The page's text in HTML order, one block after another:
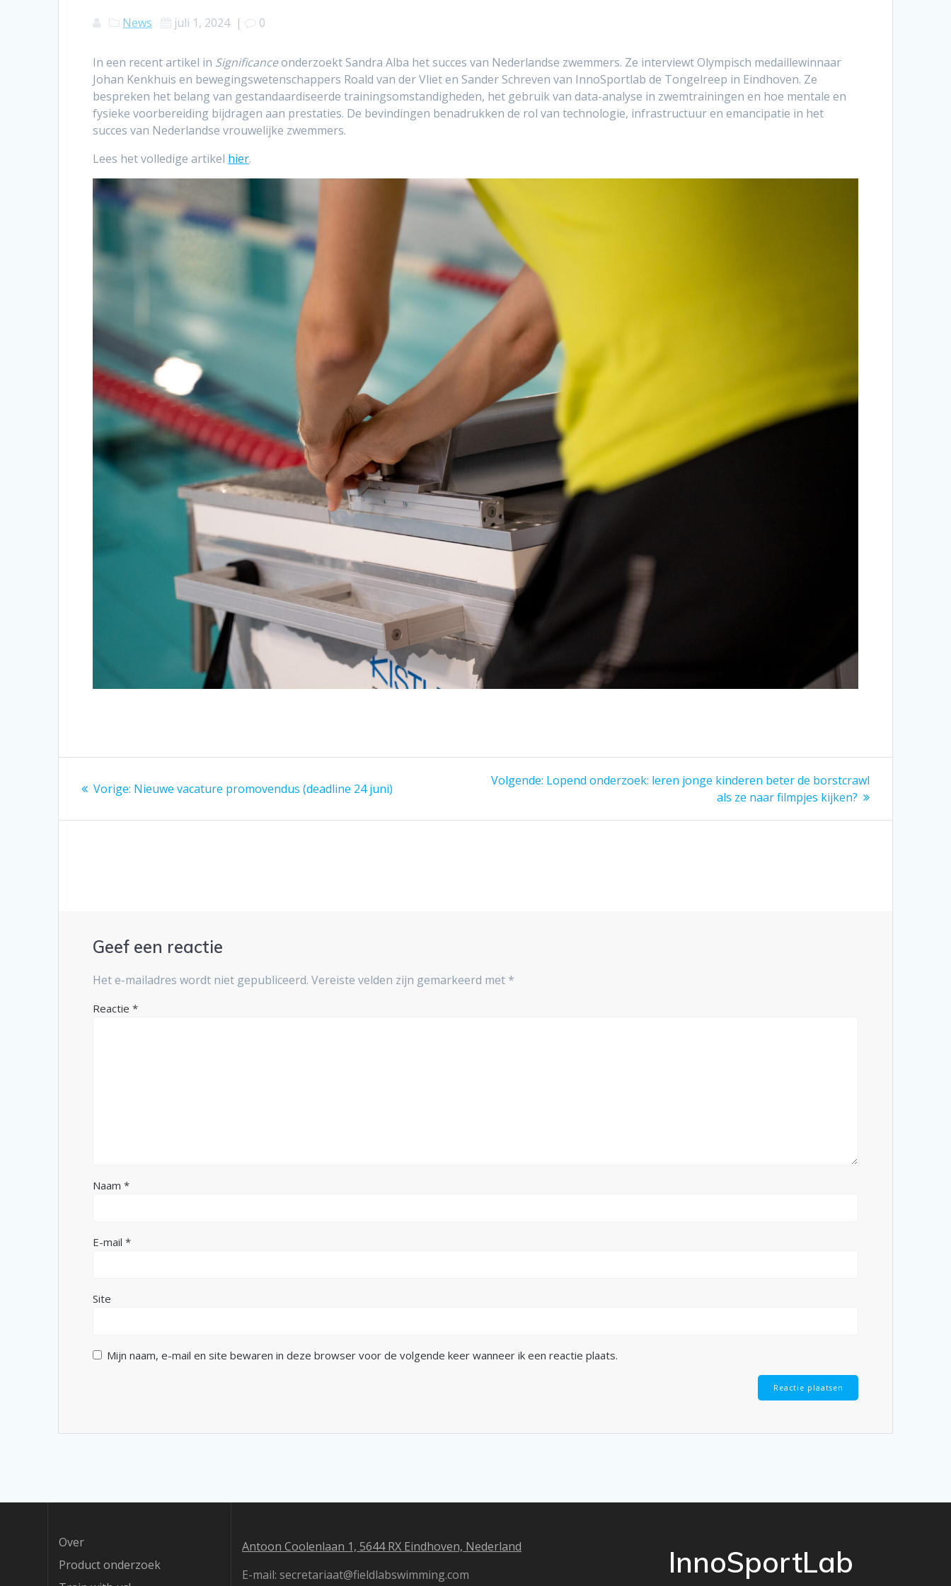
News juli 1, 2024| 0
In een recent artikel in Significanceonderzoekt Sandra Alba het succes van Nederlandse zwemmers. Ze interviewt Olympisch medaillewinnaar
Johan Kenkhuis en bewegingswetenschappers Roald van der Vliet en Sander Schreven van InnoSportlab de Tongelreep in Eindhoven. Ze
bespreken het belang van gestandaardiseerde trainingsomstandigheden, het gebruik van data-analyse in zwemtrainingen en hoe mentale en
fysieke voorbereiding bijdragen aan prestaties. De bevindingen benadrukken de rol van technologie, infrastructuur en emancipatie in het
succes van Nederlandse vrouwelijke zwemmers.
Lees het volledige artikel hier.
Vorige: Vorig
Nieuwe vacature promovendus (deadline 24 juni)
Volgende: Volgend
Lopend onderzoek: leren jonge kinderen beter de borstcrawl
als ze naar filmpjes kijken?
Geef een reactie
Het e-mailadres wordt niet gepubliceerd. Vereiste velden zijn gemarkeerd met *
Reactie*
Naam*
E-mail*
Site
Mijn naam, e-mail en site bewaren in deze browser voor de volgende keer wanneer ik een reactie plaats.
Over
Product onderzoek
Antoon Coolenlaan 1, 5644 RX Eindhoven, Nederland
E-mail: secretariaat@fieldlabswimming.com
InnoSportLab